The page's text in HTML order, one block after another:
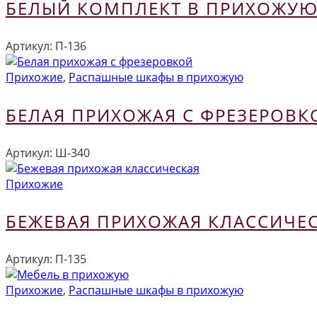
БЕЛЫЙ КОМПЛЕКТ В ПРИХОЖУЮ
Артикул: П-136
Прихожие, Распашные шкафы в прихожую
БЕЛАЯ ПРИХОЖАЯ С
Артикул: Ш-340
Прихожие
БЕЖЕВАЯ ПРИХОЖАЯ
Артикул: П-135
Прихожие, Распашные шкафы в прихожую